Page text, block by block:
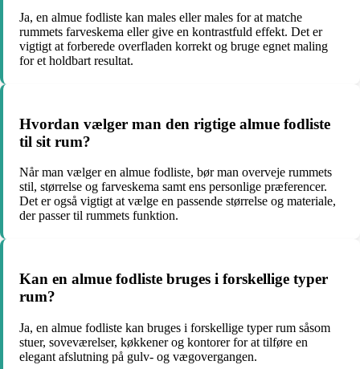
Ja, en almue fodliste kan males eller males for at matche
rummets farveskema eller give en kontrastfuld effekt. Det er
vigtigt at forberede overfladen korrekt og bruge egnet maling
for et holdbart resultat.
Hvordan vælger man den rigtige almue fodliste
til sit rum?
Når man vælger en almue fodliste, bør man overveje rummets
stil, størrelse og farveskema samt ens personlige præferencer.
Det er også vigtigt at vælge en passende størrelse og materiale,
der passer til rummets funktion.
Kan en almue fodliste bruges i forskellige typer
rum?
Ja, en almue fodliste kan bruges i forskellige typer rum såsom
stuer, soveværelser, køkkener og kontorer for at tilføre en
elegant afslutning på gulv- og vægovergangen.